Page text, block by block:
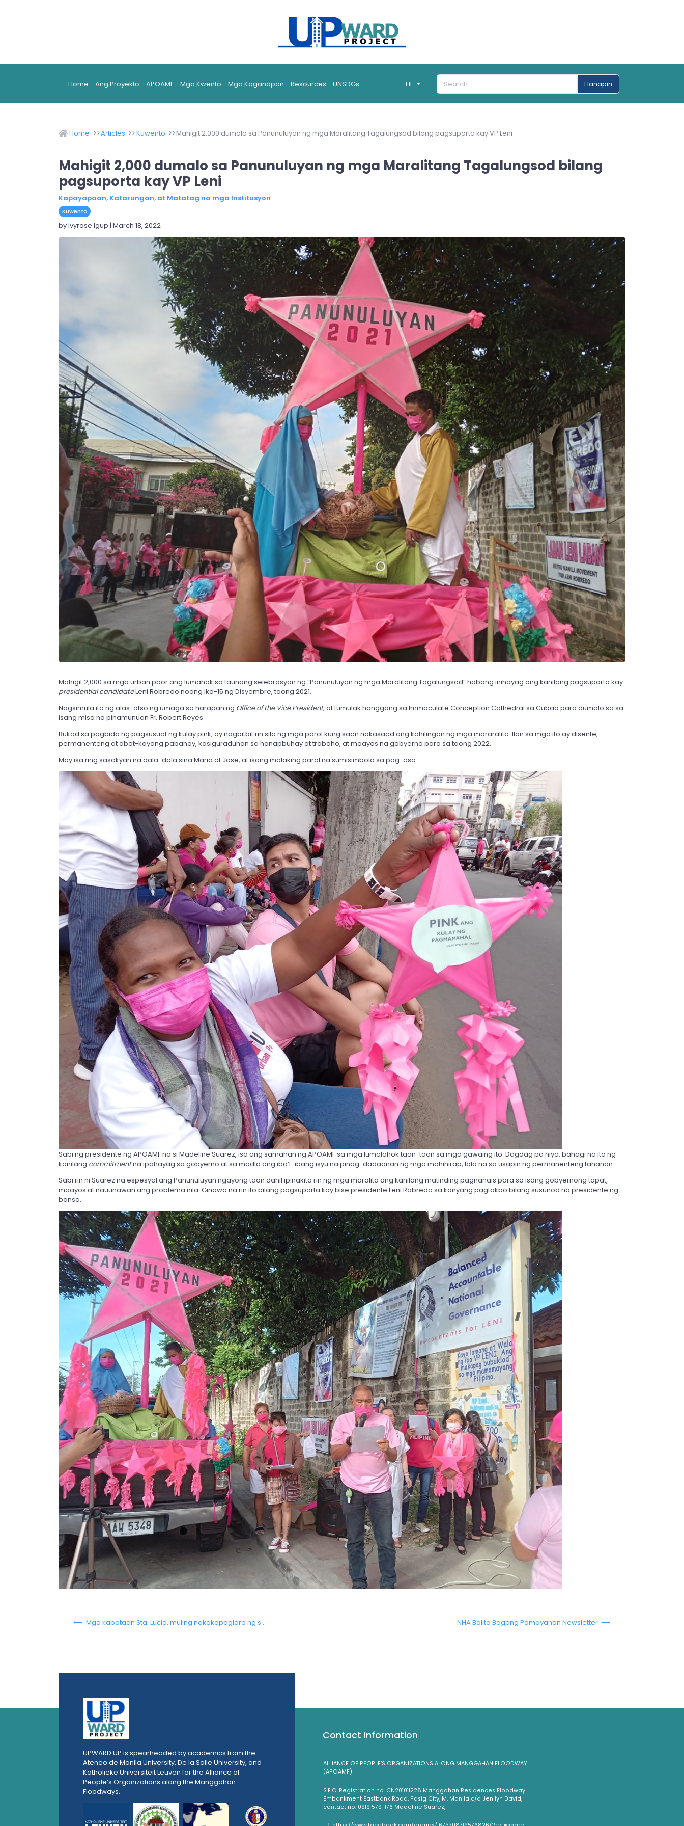
Home Ang Proyekto APOAMF Mga Kwento Mga Kaganapan Resources UNSDGs FIL Hanapin
Home Articles Kuwento Mahigit 2,000 dumalo sa Panunuluyan ng mga Maralitang Tagalungsod bilang pagsuporta kay VP Leni
Mahigit 2,000 dumalo sa Panunuluyan ng mga Maralitang Tagalungsod bilang
pagsuporta kay VP Leni
Kapayapaan, Katarungan, at Matatag na mga Institusyon
Kuwento
by Ivyrose Igup | March 18, 2022
Mahigit 2,000 sa mga urban poor ang lumahok sa taunang selebrasyon ng “Panunuluyan ng mga Maralitang Tagalungsod” habang inihayag ang kanilang pagsuporta kay
presidential candidateLeni Robredo noong ika-15 ng Disyembre, taong 2021.
Nagsimula ito ng alas-otso ng umaga sa harapan ng Office of the Vice President, at tumulak hanggang sa Immaculate Conception Cathedral sa Cubao para dumalo sa sa
isang misa na pinamunuan Fr. Robert Reyes.
Bukod sa pagbida ng pagsusuot ng kulay pink, ay nagbitbit rin sila ng mga parol kung saan nakasaad ang kahilingan ng mga mararalita. Ilan sa mga ito ay disente,
permanenteng at abot-kayang pabahay, kasiguraduhan sa hanapbuhay at trabaho, at maayos na gobyerno para sa taong 2022.
May isa ring sasakyan na dala-dala sina Maria at Jose, at isang malaking parol na sumisimbolo sa pag-asa.
Sabi ng presidente ng APOAMF na si Madeline Suarez, isa ang samahan ng APOAMF sa mga lumalahok taon-taon sa mga gawaing ito. Dagdag pa niya, bahagi na ito ng
kanilang commitmentna ipahayag sa gobyerno at sa madla ang iba’t-ibang isyu na pinag-dadaanan ng mga mahihirap, lalo na sa usapin ng permanenteng tahanan.
Sabi rin ni Suarez na espesyal ang Panunuluyan ngayong taon dahil ipinakita rin ng mga maralita ang kanilang matinding pagnanais para sa isang gobyernong tapat,
maayos at nauunawan ang problema nila. Ginawa na rin ito bilang pagsuporta kay bise presidente Leni Robredo sa kanyang pagtakbo bilang susunod na presidente ng
bansa.
⟵ Mga kabataan Sta. Lucia, muling nakakapaglaro ng s... NHA Balita Bagong Pamayanan Newsletter ⟶
UPWARD UP is spearheaded by academics from the
Ateneo de Manila University, De la Salle University, and
Katholieke Universiteit Leuven for the Alliance of
People’s Organizations along the Manggahan
Floodways.
Contact Information
ALLIANCE OF PEOPLE’S ORGANIZATIONS ALONG MANGGAHAN FLOODWAY
(APOAMF)
S.E.C. Registration no. CN201011228 Manggahan Residences Floodway
Embankment Eastbank Road, Pasig City, M. Manila c/o Jenilyn David,
contact no. 0919 579 1176 Madeline Suarez,